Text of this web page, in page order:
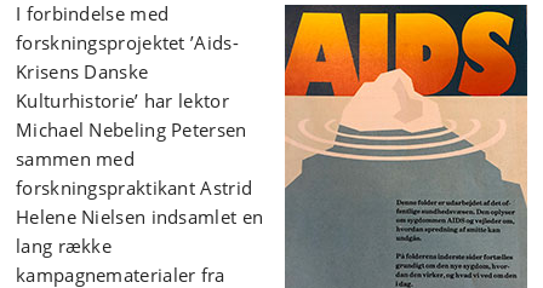
I forbindelse med
forskningsprojektet ’Aids-
Krisens Danske
Kulturhistorie’ har lektor
Michael Nebeling Petersen
sammen med
forskningspraktikant Astrid
Helene Nielsen indsamlet en
lang række
kampagnematerialer fra